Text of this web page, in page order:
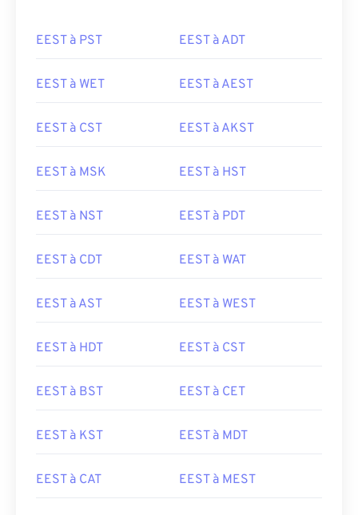
EEST à PST EEST à ADT
EEST à WET EEST à AEST
EEST à CST EEST à AKST
EEST à MSK EEST à HST
EEST à NST EEST à PDT
EEST à CDT EEST à WAT
EEST à AST EEST à WEST
EEST à HDT EEST à CST
EEST à BST EEST à CET
EEST à KST EEST à MDT
EEST à CAT EEST à MEST